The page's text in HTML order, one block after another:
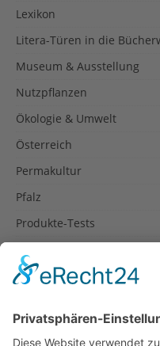
Lexikon
Litera-Türen in die
Museum & Ausstellung
Nutzpflanzen
Ökologie & Umwelt
Österreich
Permakultur
Pfalz
Produkte-Tests
Rezepte
Spanien